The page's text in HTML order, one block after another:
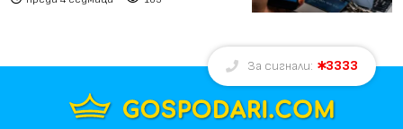
За сигнали: 3333